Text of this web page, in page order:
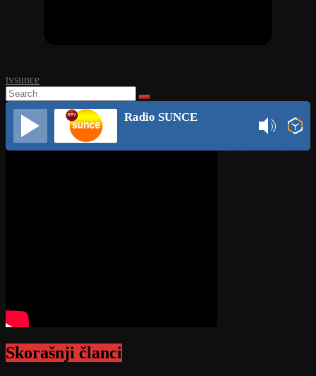
tvsunce
Radio SUNCE
Skorašnji članci